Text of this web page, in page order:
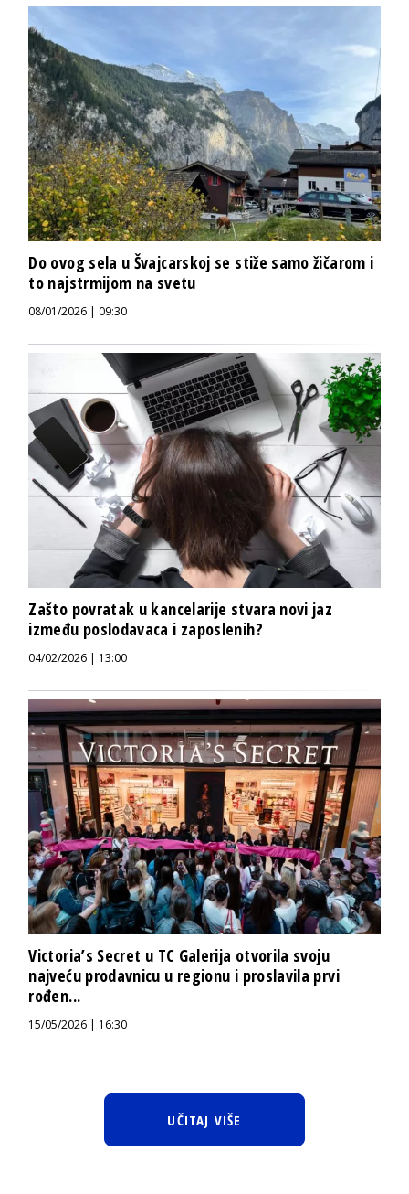
Do ovog sela u Švajcarskoj se stiže samo žičarom i
to najstrmijom na svetu
08/01/2026 | 09:30
Zašto povratak u kancelarije stvara novi jaz
između poslodavaca i zaposlenih?
04/02/2026 | 13:00
Victoria’s Secret u TC Galerija otvorila svoju
najveću prodavnicu u regionu i proslavila prvi
rođen...
15/05/2026 | 16:30
UČITAJ VIŠE